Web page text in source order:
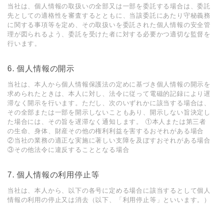
当社は、個⼈情報の取扱いの全部⼜は⼀部を委託する場合は、委託
先としての適格性を審査するとともに、当該委託にあたり守秘義務
に関する事項等を定め、その取扱いを委託された個⼈情報の安全管
理が図られるよう、委託を受けた者に対する必要かつ適切な監督を
⾏います。
6. 個⼈情報の開⽰
当社は、本⼈から個⼈情報保護法の定めに基づき個⼈情報の開⽰を
求められたときは、本⼈に対し、法令に従って電磁的記録により遅
滞なく開⽰を⾏います。ただし、次のいずれかに該当する場合は、
その全部または⼀部を開⽰しないこともあり、開⽰しない旨決定し
た場合には、その旨を遅滞なく通知します。 ①本⼈または第三者
の⽣命、⾝体、財産その他の権利利益を害するおそれがある場合
②当社の業務の適正な実施に著しい⽀障を及ぼすおそれがある場合
③その他法令に違反することとなる場合
7. 個⼈情報の利⽤停⽌等
当社は、本⼈から、以下の各号に定める場合に該当するとして個⼈
情報の利⽤の停⽌⼜は消去（以下、「利⽤停⽌等」といいます。）